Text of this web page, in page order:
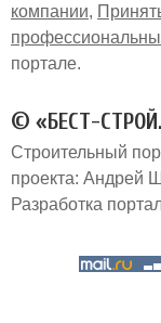
компании
портале
© «БЕСТ-
Строительный
проекта: Андрей
Разработка